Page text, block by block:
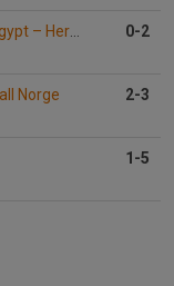
– Herrjuniorer 1 0-2
Norge 2-3
1-5